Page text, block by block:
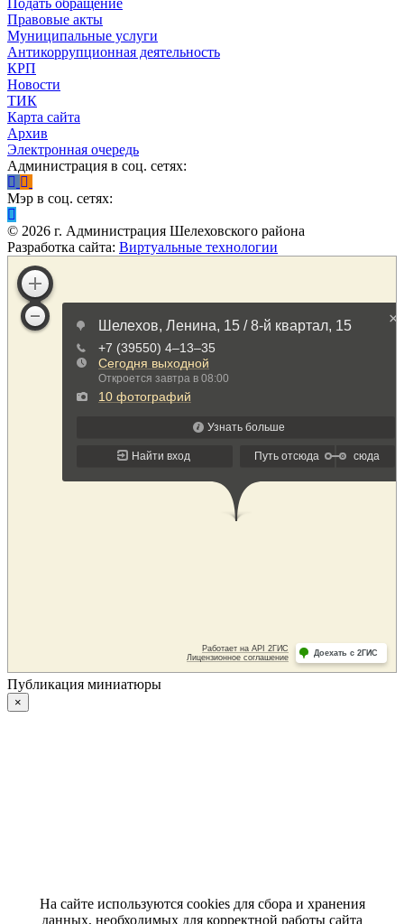
Правовые акты
Муниципальные услуги
Антикоррупционная деятельность
КРП
Новости
ТИК
Карта сайта
Архив
Электронная очередь
Администрация в соц. сетях:
Мэр в соц. сетях:
© 2026 г. Администрация Шелеховского района
Разработка сайта: Виртуальные технологии
Публикация миниатюры
×
На сайте используются cookies для сбора и хранения
данных, необходимых для корректной работы сайта